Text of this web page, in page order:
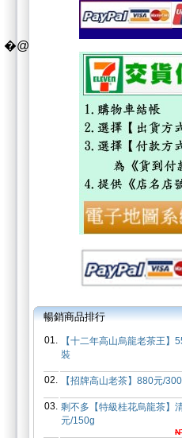
�@
暢銷商品排行
01.
【十二年高山烏龍老茶王】
裝
02. 【招牌高山老茶】880元/
03. 剩不多【特級桂花烏龍茶】
元/150g